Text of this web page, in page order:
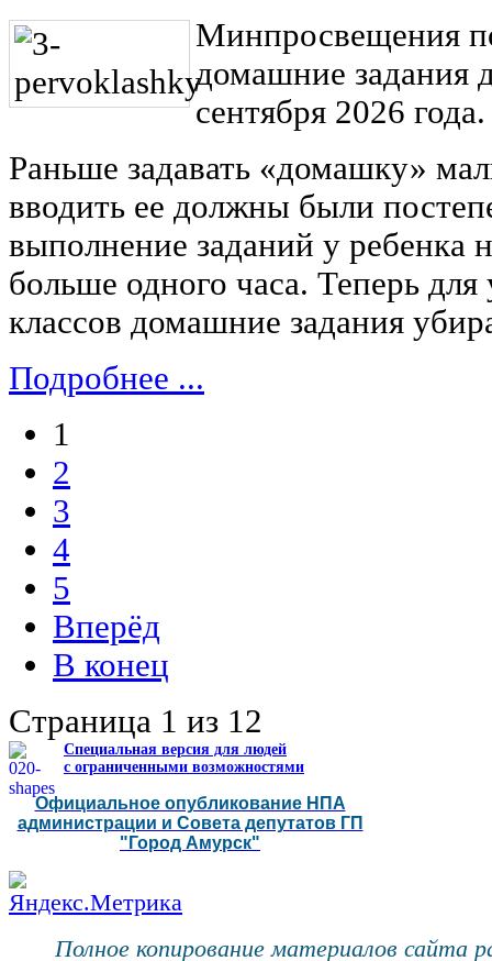
Минпросвещения
домашние задания
сентября 2026 года.
Раньше задавать «домашку»
вводить ее должны были
выполнение заданий у ребенка
больше одного часа. Теперь
классов домашние задания
Подробнее ...
1
2
3
4
5
Вперёд
В конец
Страница 1 из 12
Специальная версия для людей
с ограниченными возможностями
Официальное опубликование НПА
администрации и Совета депутатов ГП
"Город Амурск"
Полное копирование материалов сайта